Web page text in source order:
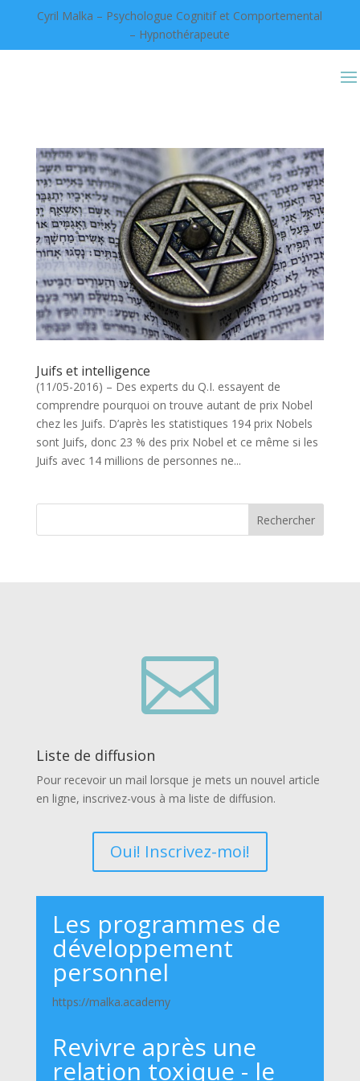
Cyril Malka – Psychologue Cognitif et Comportemental
– Hypnothérapeute
Juifs et intelligence
(11/05-2016) – Des experts du Q.I. essayent de
comprendre pourquoi on trouve autant de prix Nobel
chez les Juifs. D’après les statistiques 194 prix Nobels
sont Juifs, donc 23 % des prix Nobel et ce même si les
Juifs avec 14 millions de personnes ne...
Rechercher

Liste de diffusion
Pour recevoir un mail lorsque je mets un nouvel article
en ligne, inscrivez-vous à ma liste de diffusion.
Oui! Inscrivez-moi!
Les programmes de
développement
personnel
https://malka.academy
Revivre après une
relation toxique - le